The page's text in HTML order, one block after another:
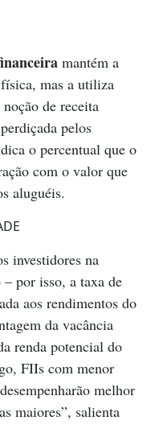
mantém a
mas a utiliza
de receita
pelos
o percentual que o
com o valor que
aluguéis.
investidores na
por isso, a taxa de
aos rendimentos do
da vacância
renda potencial do
FIIs com menor
melhor
maiores”, salienta